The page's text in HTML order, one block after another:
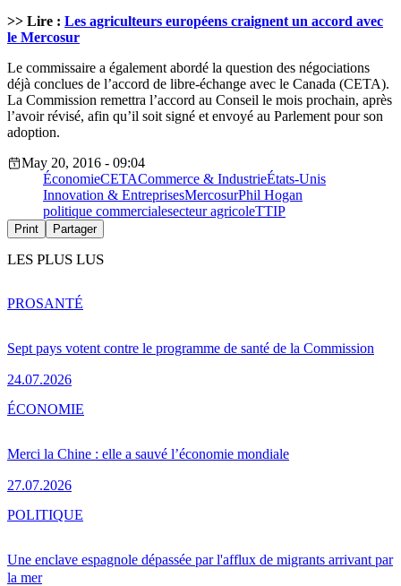
>> Lire : Les agriculteurs européens craignent un accord avec
le Mercosur
Le commissaire a également abordé la question des négociations
déjà conclues de l’accord de libre-échange avec le Canada (CETA).
La Commission remettra l’accord au Conseil le mois prochain, après
l’avoir révisé, afin qu’il soit signé et envoyé au Parlement pour son
adoption.
May 20, 2016 - 09:04
ÉconomieCETACommerce & IndustrieÉtats-Unis
Innovation & EntreprisesMercosurPhil Hogan
politique commercialesecteur agricoleTTIP
Print Partager
LES PLUS LUS
Sept pays votent contre le programme de santé de la Commission
24.07.2026
PROSANTÉ
Merci la Chine : elle a sauvé l’économie mondiale
27.07.2026
ÉCONOMIE
Une enclave espagnole dépassée par l'afflux de migrants arrivant par
la mer
POLITIQUE